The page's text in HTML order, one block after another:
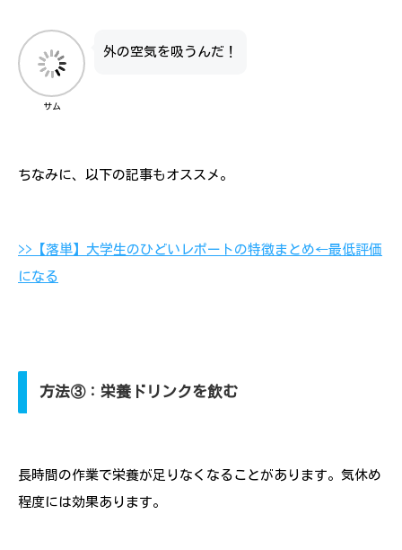
サム
外の空気を吸うんだ！
ちなみに、以下の記事もオススメ。
>>【落単】大学生のひどいレポートの特徴まとめ←最低評価
になる
方法③：栄養ドリンクを飲む
長時間の作業で栄養が足りなくなることがあります。気休め
程度には効果あります。